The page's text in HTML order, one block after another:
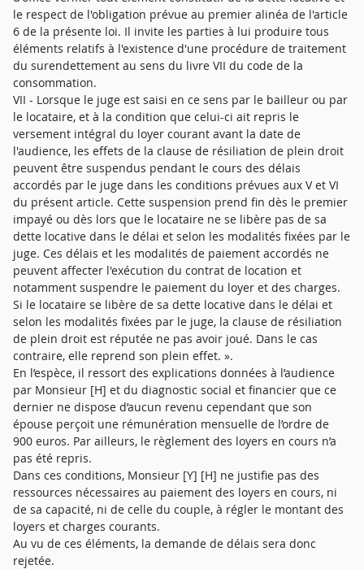
le respect de l'obligation prévue au premier alinéa de l'article
6 de la présente loi. Il invite les parties à lui produire tous
éléments relatifs à l'existence d'une procédure de traitement
du surendettement au sens du livre VII du code de la
consommation.
VII - Lorsque le juge est saisi en ce sens par le bailleur ou par
le locataire, et à la condition que celui-ci ait repris le
versement intégral du loyer courant avant la date de
l'audience, les effets de la clause de résiliation de plein droit
peuvent être suspendus pendant le cours des délais
accordés par le juge dans les conditions prévues aux V et VI
du présent article. Cette suspension prend fin dès le premier
impayé ou dès lors que le locataire ne se libère pas de sa
dette locative dans le délai et selon les modalités fixées par le
juge. Ces délais et les modalités de paiement accordés ne
peuvent affecter l'exécution du contrat de location et
notamment suspendre le paiement du loyer et des charges.
Si le locataire se libère de sa dette locative dans le délai et
selon les modalités fixées par le juge, la clause de résiliation
de plein droit est réputée ne pas avoir joué. Dans le cas
contraire, elle reprend son plein effet. ».
En l’espèce, il ressort des explications données à l’audience
par Monsieur [H] et du diagnostic social et financier que ce
dernier ne dispose d’aucun revenu cependant que son
épouse perçoit une rémunération mensuelle de l’ordre de
900 euros. Par ailleurs, le règlement des loyers en cours n’a
pas été repris.
Dans ces conditions, Monsieur [Y] [H] ne justifie pas des
ressources nécessaires au paiement des loyers en cours, ni
de sa capacité, ni de celle du couple, à régler le montant des
loyers et charges courants.
Au vu de ces éléments, la demande de délais sera donc
rejetée.